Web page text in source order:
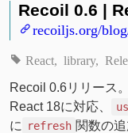
Recoil 0.6 |
recoiljs.org/
React library
Recoil 0.6リリース。
React 18に対応、
に
refresh 関数の追